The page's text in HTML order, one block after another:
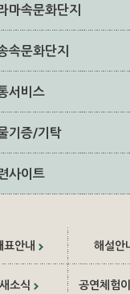
마속문화단지
속문화단지
서비스
기증/기탁
사이트
표안내 해설안
새소식 공연체험